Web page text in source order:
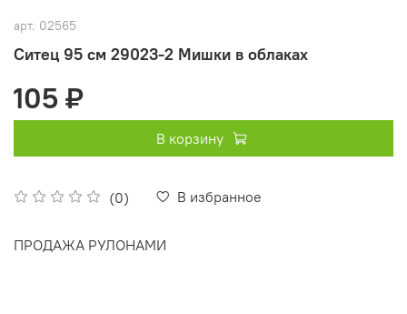
арт. 02565
Ситец 95 см 29023-2 Мишки в облаках
(0) В избранное
105 ₽
В корзину
ПРОДАЖА РУЛОНАМИ